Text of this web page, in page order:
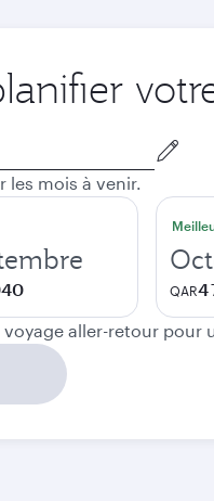
les mois à venir.
QAR4
aller-retour pour